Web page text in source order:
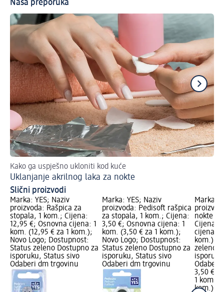
Naša preporuka
Kako ga uspješno ukloniti kod kuće
Uklanjanje akrilnog laka za nokte
Slični proizvodi
Marka: YES; Naziv
proizvoda: Rašpica za
stopala, 1 kom.; Cijena:
12,95 €; Osnovna cijena: 1
kom. (12,95 € za 1 kom.);
Novo Logo; Dostupnost:
Status zeleno Dostupno za
isporuku, Status sivo
Odaberi dm trgovinu
Marka: YES; Naziv
proizvoda: Pedisoft rašpica
za stopala, 1 kom.; Cijena:
3,50 €; Osnovna cijena: 1
kom. (3,50 € za 1 kom.);
Novo Logo; Dostupnost:
Status zeleno Dostupno za
isporuku, Status sivo
Odaberi dm trgovinu
Marka:
nokte –
Cijena:
cijena: 1
kom.);
zeleno
Odaberi
3,50 €
1 kom.
kom.)